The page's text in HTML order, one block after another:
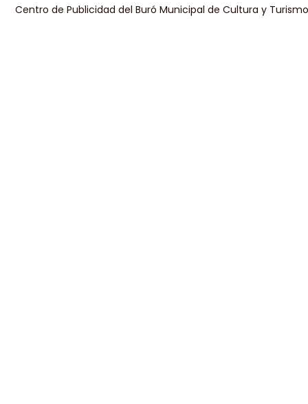
Centro de Publicidad del Buró Municipal de Cultura y